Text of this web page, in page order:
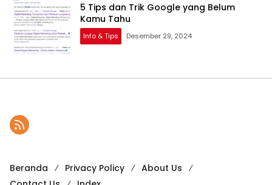
5 Tips dan Trik Google yang Belum
Kamu Tahu
Info & Tips Desember 29, 2024
Beranda Privacy Policy
About Us